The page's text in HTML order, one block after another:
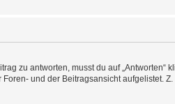
zu antworten, musst du auf „Antworten“
und der Beitragsansicht aufgelistet. Z.